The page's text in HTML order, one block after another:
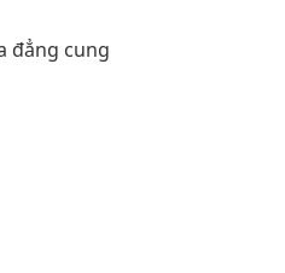
đẳng cung